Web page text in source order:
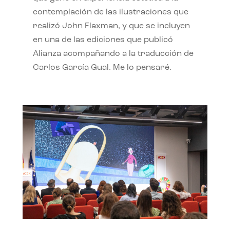
contemplación de las ilustraciones que
realizó John Flaxman, y que se incluyen
en una de las ediciones que publicó
Alianza acompañando a la traducción de
Carlos García Gual. Me lo pensaré.